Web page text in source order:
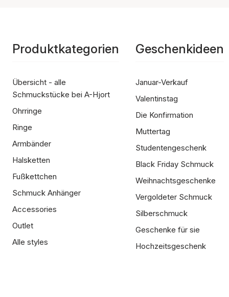
Produktkategorien
Übersicht - alle
Schmuckstücke bei A-Hjort
Ohrringe
Ringe
Armbänder
Halsketten
Fußkettchen
Schmuck Anhänger
Accessories
Outlet
Alle styles
Geschenkideen
Januar-Verkauf
Valentinstag
Die Konfirmation
Muttertag
Studentengeschenk
Black Friday Schmuck
Weihnachtsgeschenke
Vergoldeter Schmuck
Silberschmuck
Geschenke für sie
Hochzeitsgeschenk